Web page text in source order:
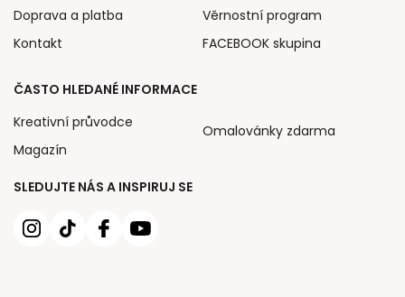
SLEDUJTE NÁS A INSPIRUJ SE
Doprava a platba
Kontakt
Věrnostní program
FACEBOOK skupina
ČASTO HLEDANÉ INFORMACE
Kreativní průvodce
Magazín
Omalovánky zdarma